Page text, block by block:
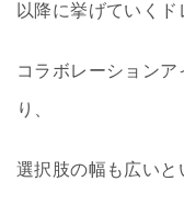
以降に挙げていくド
コラボレーション
り、
選択肢の幅も広い